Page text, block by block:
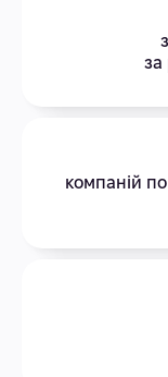
за
компаній